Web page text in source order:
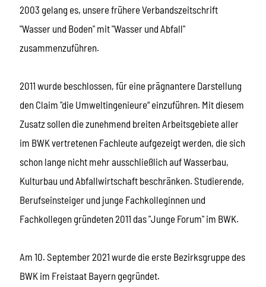
2003 gelang es, unsere frühere Verbandszeitschrift
"Wasser und Boden" mit "Wasser und Abfall"
zusammenzuführen.
2011 wurde beschlossen, für eine prägnantere Darstellung
den Claim "die Umweltingenieure“ einzuführen. Mit diesem
Zusatz sollen die zunehmend breiten Arbeitsgebiete aller
im BWK vertretenen Fachleute aufgezeigt werden, die sich
schon lange nicht mehr ausschließlich auf Wasserbau,
Kulturbau und Abfallwirtschaft beschränken. Studierende,
Berufseinsteiger und junge Fachkolleginnen und
Fachkollegen gründeten 2011 das "Junge Forum" im BWK.
Am 10. September 2021 wurde die erste Bezirksgruppe des
BWK im Freistaat Bayern gegründet.